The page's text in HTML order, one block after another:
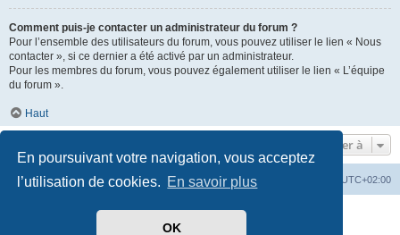
En poursuivant votre navigation, vous acceptez
l’utilisation de cookies. En savoir plus
OK
Comment puis-je contacter un administrateur du forum ?
Pour l’ensemble des utilisateurs du forum, vous pouvez utiliser le lien « Nous
contacter », si ce dernier a été activé par un administrateur.
Pour les membres du forum, vous pouvez également utiliser le lien « L’équipe
du forum ».
Haut
Aller à
Index du forum UTC+02:00
Développé parphpBB® Forum Software © phpBB Limited
Traduit par